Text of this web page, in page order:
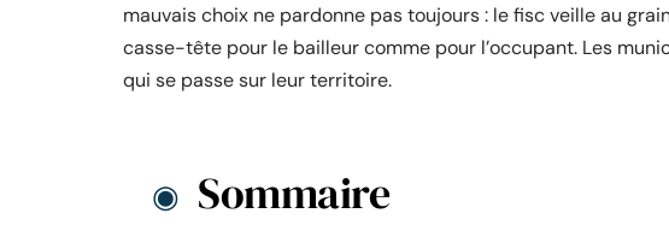
mauvais choix ne pardonne pas toujours : le fisc veille au
casse-tête pour le bailleur comme pour l’occupant. Les
qui se passe sur leur territoire.
Sommaire